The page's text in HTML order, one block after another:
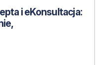
i eKonsultacja: